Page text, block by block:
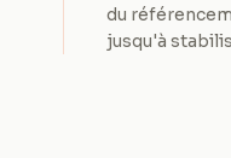
du
jusqu'à